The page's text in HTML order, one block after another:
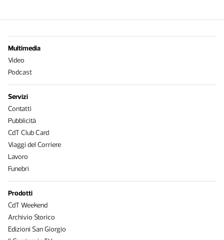
Multimedia
Video
Podcast
Servizi
Contatti
Pubblicità
CdT Club Card
Viaggi del Corriere
Lavoro
Funebri
Prodotti
CdT Weekend
Archivio Storico
Edizioni San Giorgio